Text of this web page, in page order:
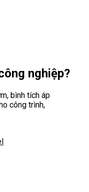
nghiệp?
bình tích áp
công trình,